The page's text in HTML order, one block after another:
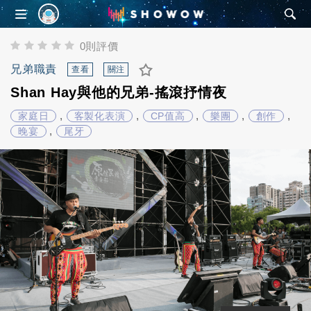
0則評價
兄弟職責
查看 關注
Shan Hay與他的兄弟-搖滾抒情夜
家庭日 , 客製化表演 , CP值高 , 樂團 , 創作 ,
晚宴 , 尾牙